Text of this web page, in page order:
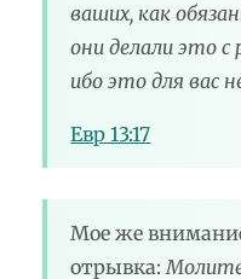
ваших, как
они делали это с
ибо это для вас
Евр 13:17
Мое же
отрывка: